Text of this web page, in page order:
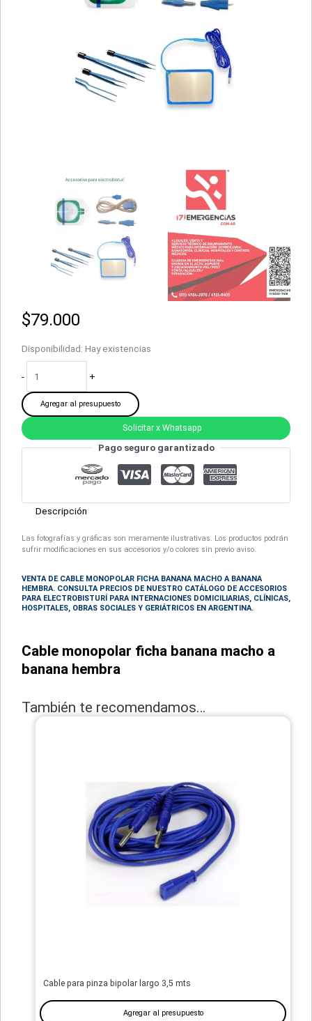
$79.000
Disponibilidad: Hay existencias
- +
Agregar al presupuesto
Solicitar x Whatsapp
Pago seguro garantizado
Descripción
Las fotografías y gráficas son meramente ilustrativas. Los productos podrán
sufrir modificaciones en sus accesorios y/o colores sin previo aviso.
VENTA DE CABLE MONOPOLAR FICHA BANANA MACHO A BANANA
HEMBRA. CONSULTA PRECIOS DE NUESTRO CATÁLOGO DE ACCESORIOS
PARA ELECTROBISTURÍ PARA INTERNACIONES DOMICILIARIAS, CLÍNICAS,
HOSPITALES, OBRAS SOCIALES Y GERIÁTRICOS EN ARGENTINA.
Cable monopolar ficha banana macho a
banana hembra
También te recomendamos…
Cable para pinza bipolar largo 3,5 mts
Agregar al presupuesto